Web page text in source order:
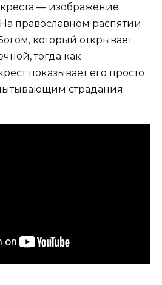
креста — изображение
православном распятии
который открывает
тогда как
показывает его просто
страдания.